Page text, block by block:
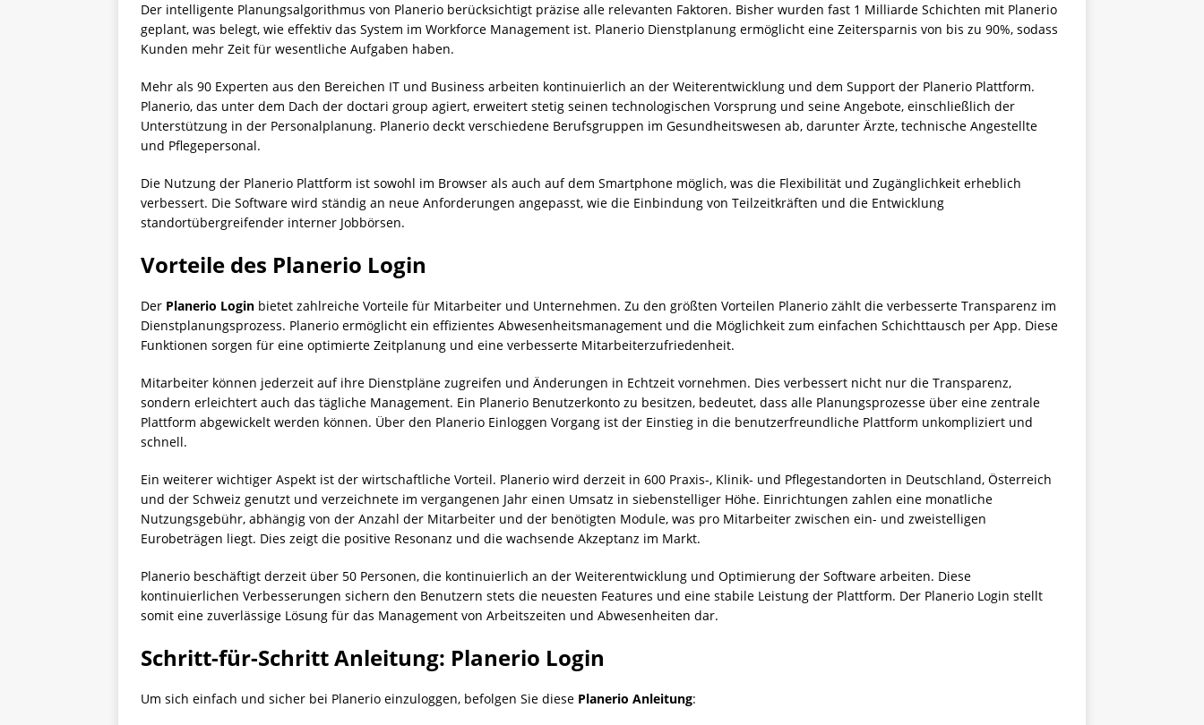
Der intelligente Planungsalgorithmus von Planerio berücksichtigt präzise alle relevanten Faktoren. Bisher wurden fast 1 Milliarde Schichten mit Planerio
geplant, was belegt, wie effektiv das System im Workforce Management ist. Planerio Dienstplanung ermöglicht eine Zeitersparnis von bis zu 90%, sodass
Kunden mehr Zeit für wesentliche Aufgaben haben.
Mehr als 90 Experten aus den Bereichen IT und Business arbeiten kontinuierlich an der Weiterentwicklung und dem Support der Planerio Plattform.
Planerio, das unter dem Dach der doctari group agiert, erweitert stetig seinen technologischen Vorsprung und seine Angebote, einschließlich der
Unterstützung in der Personalplanung. Planerio deckt verschiedene Berufsgruppen im Gesundheitswesen ab, darunter Ärzte, technische Angestellte
und Pflegepersonal.
Die Nutzung der Planerio Plattform ist sowohl im Browser als auch auf dem Smartphone möglich, was die Flexibilität und Zugänglichkeit erheblich
verbessert. Die Software wird ständig an neue Anforderungen angepasst, wie die Einbindung von Teilzeitkräften und die Entwicklung
standortübergreifender interner Jobbörsen.
Vorteile des Planerio Login
Der Planerio Login bietet zahlreiche Vorteile für Mitarbeiter und Unternehmen. Zu den größten Vorteilen Planerio zählt die verbesserte Transparenz im
Dienstplanungsprozess. Planerio ermöglicht ein effizientes Abwesenheitsmanagement und die Möglichkeit zum einfachen Schichttausch per App. Diese
Funktionen sorgen für eine optimierte Zeitplanung und eine verbesserte Mitarbeiterzufriedenheit.
Mitarbeiter können jederzeit auf ihre Dienstpläne zugreifen und Änderungen in Echtzeit vornehmen. Dies verbessert nicht nur die Transparenz,
sondern erleichtert auch das tägliche Management. Ein Planerio Benutzerkonto zu besitzen, bedeutet, dass alle Planungsprozesse über eine zentrale
Plattform abgewickelt werden können. Über den Planerio Einloggen Vorgang ist der Einstieg in die benutzerfreundliche Plattform unkompliziert und
schnell.
Ein weiterer wichtiger Aspekt ist der wirtschaftliche Vorteil. Planerio wird derzeit in 600 Praxis-, Klinik- und Pflegestandorten in Deutschland, Österreich
und der Schweiz genutzt und verzeichnete im vergangenen Jahr einen Umsatz in siebenstelliger Höhe. Einrichtungen zahlen eine monatliche
Nutzungsgebühr, abhängig von der Anzahl der Mitarbeiter und der benötigten Module, was pro Mitarbeiter zwischen ein- und zweistelligen
Eurobeträgen liegt. Dies zeigt die positive Resonanz und die wachsende Akzeptanz im Markt.
Planerio beschäftigt derzeit über 50 Personen, die kontinuierlich an der Weiterentwicklung und Optimierung der Software arbeiten. Diese
kontinuierlichen Verbesserungen sichern den Benutzern stets die neuesten Features und eine stabile Leistung der Plattform. Der Planerio Login stellt
somit eine zuverlässige Lösung für das Management von Arbeitszeiten und Abwesenheiten dar.
Schritt-für-Schritt Anleitung: Planerio Login
Um sich einfach und sicher bei Planerio einzuloggen, befolgen Sie diese Planerio Anleitung: